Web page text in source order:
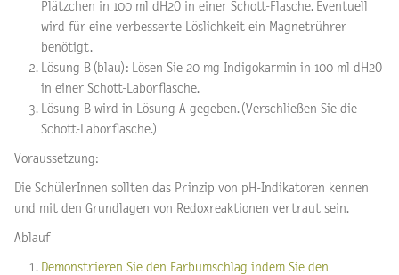
Plätzchen in 100 ml dH2O in einer Schott-Flasche. Eventuell
wird für eine verbesserte Löslichkeit ein Magnetrührer
benötigt.
Lösung B (blau): Lösen Sie 20 mg Indigokarmin in 100 ml dH2O
in einer Schott-Laborflasche.
Lösung B wird in Lösung A gegeben. (Verschließen Sie die
Schott-Laborflasche.)
Voraussetzung:
Die SchülerInnen sollten das Prinzip von pH-Indikatoren kennen
und mit den Grundlagen von Redoxreaktionen vertraut sein.
Ablauf
Demonstrieren Sie den Farbumschlag indem Sie den